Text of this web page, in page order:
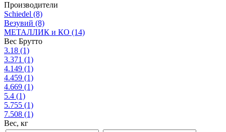
Производители
Schiedel (8)
Везувий (8)
МЕТАЛЛИК и КО (14)
Вес Брутто
3.18 (1)
3.371 (1)
4.149 (1)
4.459 (1)
4.669 (1)
5.4 (1)
5.755 (1)
7.508 (1)
Вес, кг